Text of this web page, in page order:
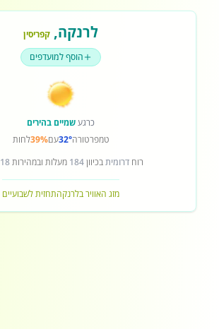
לרנקה, קפריסין
הוסף למועדפים
כרגעשמיים בהירים
טמפרטורה32°עם39%לחות
רוחדרומיתבכיוון184 מעלות ובמהירות18
מזג האוויר בלרנקהתחזית לשבועיים